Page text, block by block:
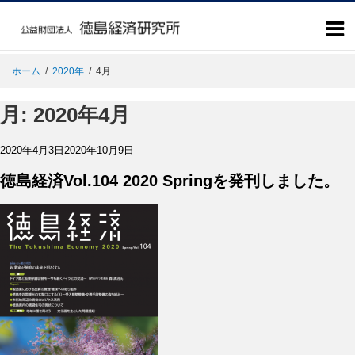
ホーム / 2020年 / 4月
月: 2020年4月
投
日:
2020年4月3日 2020年10月9日
徳島経済Vol.104 2020 Springを発刊しました。